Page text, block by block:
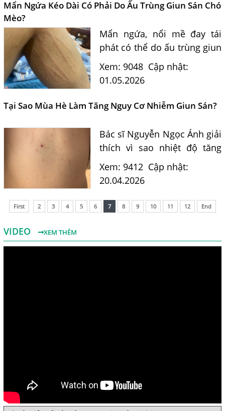
Mẩn Ngứa Kéo Dài Có Phải Do Ấu Trùng Giun Sán Chó
Mèo?
Mẩn ngứa, nổi mề đay tái
phát có thể do ấu trùng giun
sán chó mèo Toxocara. Bác
sĩ tư vấn nguyên nhân, xét
quả.
Xem: 9048 Cập nhật:
01.05.2026
Tại Sao Mùa Hè Làm Tăng Nguy Cơ Nhiễm Giun Sán?
Bác sĩ Nguyễn Ngọc Ánh giải
thích vì sao nhiệt độ tăng
lên vào mùa hè khiến bệnh
giun sán dễ lây nhiễm, đặc
phòng tránh hiệu...
Xem: 9412 Cập nhật:
20.04.2026
First 2 3 4 5 6 7 8 9 10 11 12 End
VIDEO XEM THÊM
Một Số Điều Cần Biết Về Ký Sinh Trùng Demodex Trên Da